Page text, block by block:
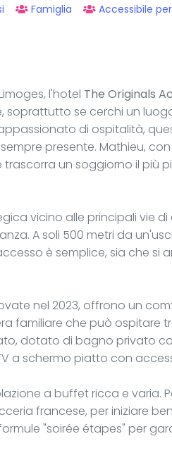
Famiglia Accessibile
l'hotel The Originals
soprattutto se cerchi un
di ospitalità,
presente. Mathieu,
un soggiorno il più
vicino alle principali vie
A soli 500 metri da
è semplice, sia che si
nel 2023, offrono un
familiare che può ospitare
dotato di bagno privato
a schermo piatto con
a buffet ricca e varia.
francese, per iniziare
"soirée étapes" per